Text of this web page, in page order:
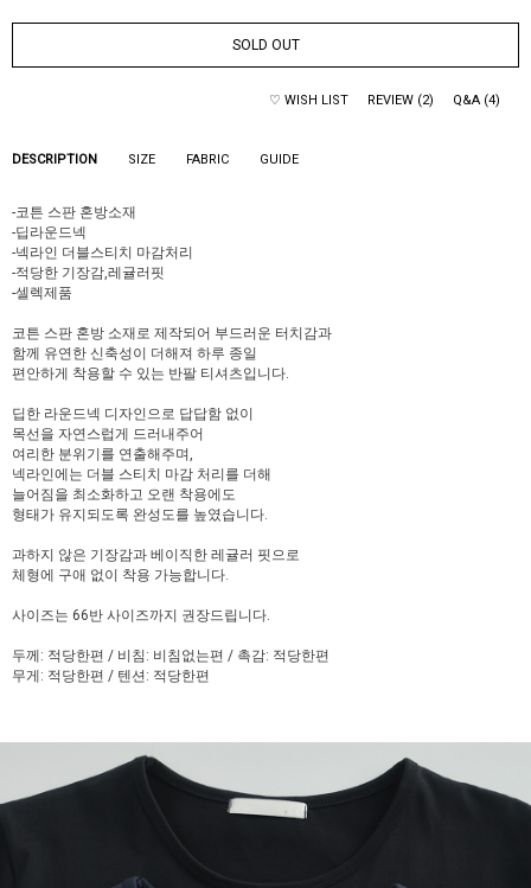
SOLD OUT
♡ WISH LIST REVIEW (2) Q&A (4)
DESCRIPTION SIZE FABRIC GUIDE
-코튼 스판 혼방소재
-딥라운드넥
-넥라인 더블스티치 마감처리
-적당한 기장감,레귤러핏
-셀렉제품
코튼 스판 혼방 소재로 제작되어 부드러운 터치감과
함께 유연한 신축성이 더해져 하루 종일
편안하게 착용할 수 있는 반팔 티셔츠입니다.
딥한 라운드넥 디자인으로 답답함 없이
목선을 자연스럽게 드러내주어
여리한 분위기를 연출해주며,
넥라인에는 더블 스티치 마감 처리를 더해
늘어짐을 최소화하고 오랜 착용에도
형태가 유지되도록 완성도를 높였습니다.
과하지 않은 기장감과 베이직한 레귤러 핏으로
체형에 구애 없이 착용 가능합니다.
사이즈는 66반 사이즈까지 권장드립니다.
두께: 적당한편 / 비침: 비침없는편 / 촉감: 적당한편
무게: 적당한편 / 텐션: 적당한편